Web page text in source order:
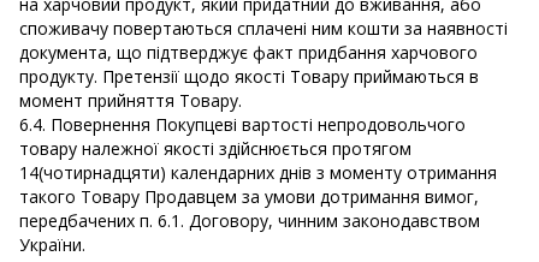
на харчовий продукт, який придатний до вживання, або
споживачу повертаються сплачені ним кошти за наявності
документа, що підтверджує факт придбання харчового
продукту. Претензії щодо якості Товару приймаються в
момент прийняття Товару.
6.4. Повернення Покупцеві вартості непродовольчого
товару належної якості здійснюється протягом
14(чотирнадцяти) календарних днів з моменту отримання
такого Товару Продавцем за умови дотримання вимог,
передбачених п. 6.1. Договору, чинним законодавством
України.